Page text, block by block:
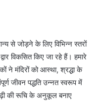
से जोड़ने के लिए विभिन्न स्तरों
विकसित किए जा रहे हैं। हमारे
ने मंदिरों को आस्था, श्रद्धा के
जीवन पद्धति उन्नत स्वरूप में
की रूचि के अनुकूल बनाए